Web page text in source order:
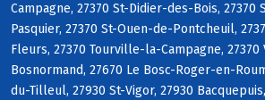
Campagne, 27370 St-Didier-des-Bois, 27370
Pasquier, 27370 St-Ouen-de-Pontcheuil,
Fleurs, 27370 Tourville-la-Campagne, 27370
Bosnormand, 27670 Le Bosc-Roger-en-
du-Tilleul, 27930 St-Vigor, 27930